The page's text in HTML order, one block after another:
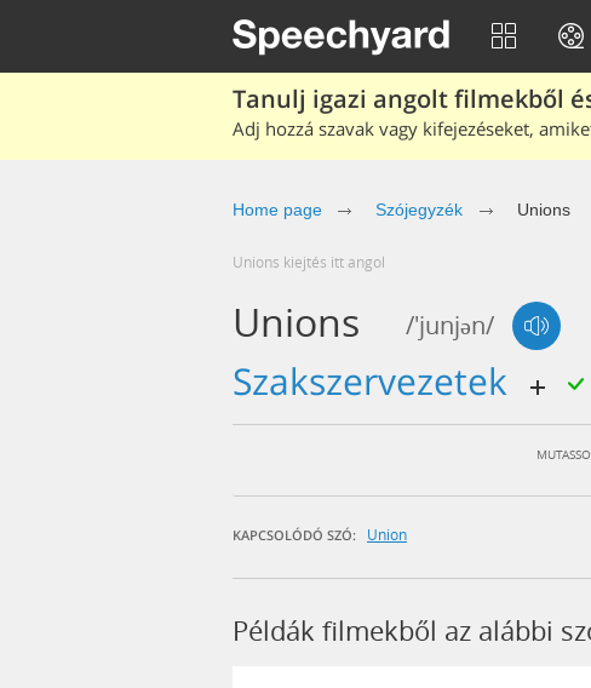
Tanulj igazi angolt filmekből
Adj hozzá szavak vagy kifejezéseket,
Home page Szójegyzék Unions
unions kiejtés itt angol
Unions /'junjən/
szakszervezetek
KAPCSOLÓDÓ SZÓ: Union
Példák filmekből az alábbi